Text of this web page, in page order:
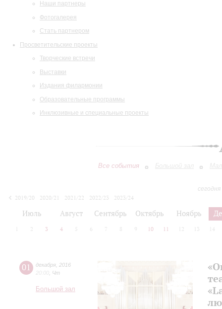
Наши партнеры
Фотогалерея
Стать партнером
Просветительские проекты
Творческие встречи
Выставки
Издания филармонии
Образовательные программы
Инклюзивные и специальные проекты
Все события Большой зал
2019/20
2020/21 2021/22 2022/23
2023/24
Июль Август Сентябрь Октябрь Ноябрь
2 3 4 5 6 7 8 9 10 11 12 13 14
01 декабря 2016
20:00 Чт
Большой зал